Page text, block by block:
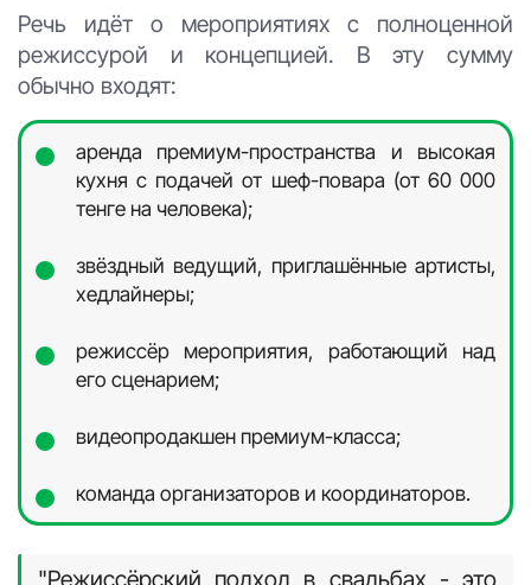
Речь идёт о мероприятиях с полноценной
режиссурой и концепцией. В эту сумму
обычно входят:
аренда премиум-пространства и высокая
кухня с подачей от шеф-повара (от 60 000
тенге на человека);
звёздный ведущий, приглашённые артисты,
хедлайнеры;
режиссёр мероприятия, работающий над
его сценарием;
видеопродакшен премиум-класса;
команда организаторов и координаторов.
"Режиссёрский подход в свадьбах - это